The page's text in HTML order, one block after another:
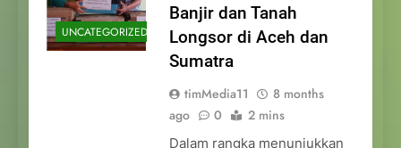
UNCATEGORIZED
Banjir dan Tanah
Longsor di Aceh dan
Sumatra
timMedia11
8 months
ago
0 2 mins
Dalam rangka menunjukkan